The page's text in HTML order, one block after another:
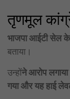
तृणमूल
भाजपा आईटी सेल
बताया।
उन्होंने आरोप
गया और यह हाई